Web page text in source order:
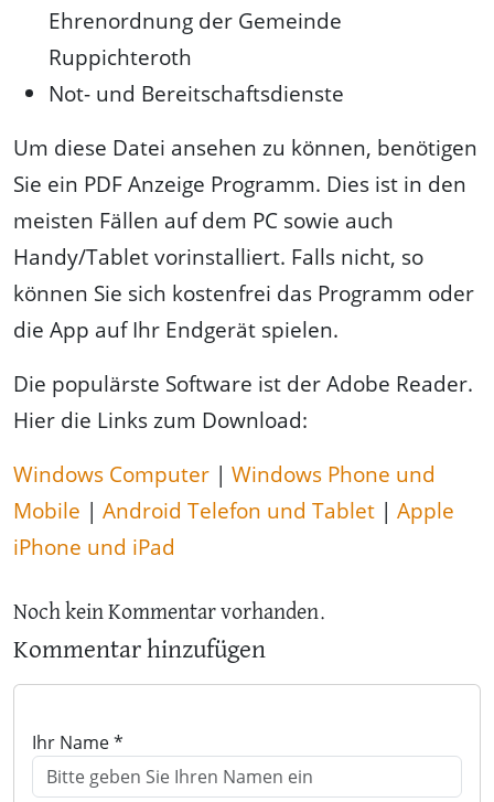
Ehrenordnung der Gemeinde
Ruppichteroth
Not- und Bereitschaftsdienste
Um diese Datei ansehen zu können, benötigen
Sie ein PDF Anzeige Programm. Dies ist in den
meisten Fällen auf dem PC sowie auch
Handy/Tablet vorinstalliert. Falls nicht, so
können Sie sich kostenfrei das Programm oder
die App auf Ihr Endgerät spielen.
Die populärste Software ist der Adobe Reader.
Hier die Links zum Download:
Windows Computer | Windows Phone und
Mobile | Android Telefon und Tablet | Apple
iPhone und iPad
Noch kein Kommentar vorhanden.
Kommentar hinzufügen
Ihr Name *